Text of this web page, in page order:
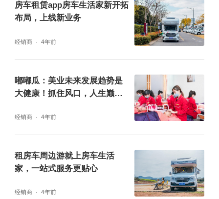
房车租赁app房车生活家新开拓
布局，上线新业务
经销商 4年前
嘟嘟瓜：美业未来发展趋势是
大健康！抓住风口，人生巅
经销商 4年前
租房车周边游就上房车生活
家，一站式服务更贴心
经销商 4年前